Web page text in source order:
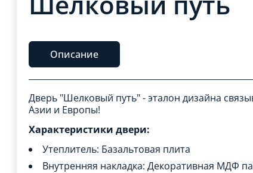
Описание
Дверь "Шелковый путь" - эталон дизайна
Азии и Европы!
Характеристики двери:
Утеплитель: Базальтовая плита
Внутренняя накладка: Декоративная МДФ